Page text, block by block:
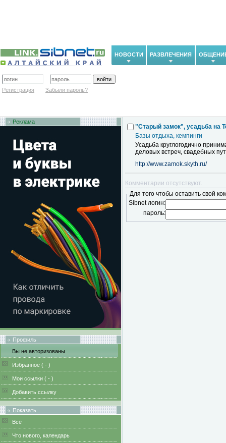
НОВОСТИ РАЗВЛЕЧЕНИЯ
Регистрация Забыли пароль?
Реклама
Профиль
Вы не авторизованы
Избранное ( - )
Мои ссылки ( - )
Добавить ссылку
Показать
Всё
Что нового, календарь
"Старый замок", усадьба на
Базы отдыха, кемпинги
Усадьба круглогодично
деловых встреч, свадебных
http://www.zamok.skyth.ru/
Комментарии отсутствуют.
Для того чтобы оставить свой
Sibnet логин:
пароль: